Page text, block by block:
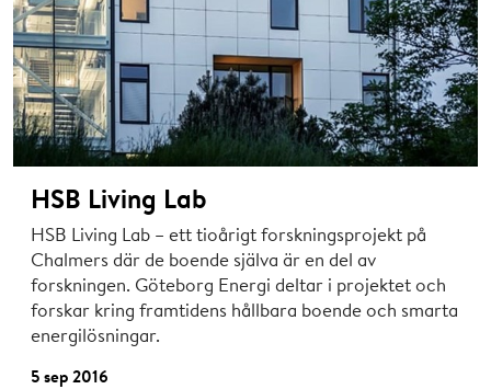
HSB Living Lab
HSB Living Lab – ett tioårigt forskningsprojekt på
Chalmers där de boende själva är en del av
forskningen. Göteborg Energi deltar i projektet och
forskar kring framtidens hållbara boende och smarta
energilösningar.
5 sep 2016